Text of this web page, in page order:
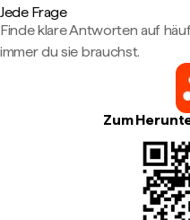
Jede Frage
Finde klare Antworten auf
immer du sie brauchst.
Zum